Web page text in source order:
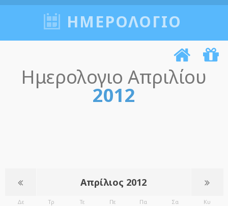
ΗΜΕΡΟΛΟΓΙΟ
Ημερολογιο Απριλίου
2012
Απρίλιος 2012
Δε Τρ Τε Πε Πα Σα Κυ